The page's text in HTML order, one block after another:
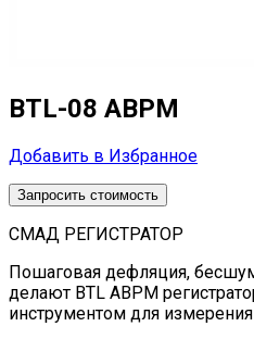
BTL-08 ABPM
Добавить в Избранное
Запросить стоимость
СМАД РЕГИСТРАТОР
Пошаговая дефляция,
делают BTL ABPM
инструментом для